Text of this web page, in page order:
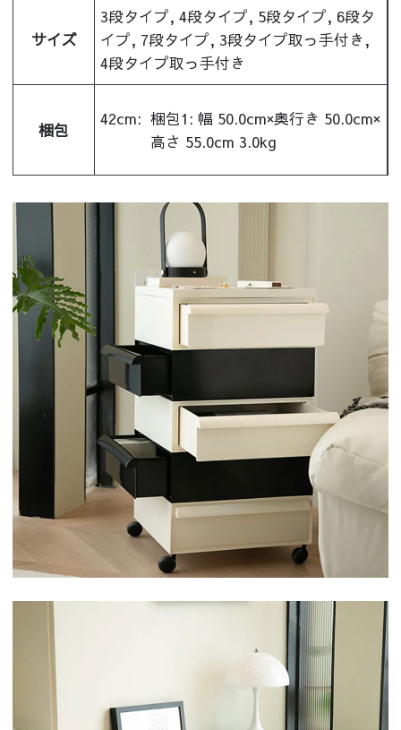
サイズ
3段タイプ, 4段タイプ, 5段タイプ, 6段タ
イプ, 7段タイプ, 3段タイプ取っ手付き,
4段タイプ取っ手付き
梱包
42cm: 梱包1: 幅 50.0cm×奥行き 50.0cm×
高さ 55.0cm 3.0kg